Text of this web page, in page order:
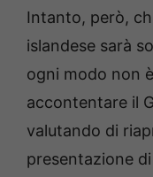
Intanto, però,
islandese sarà
ogni modo non
accontentare il
valutando di
presentazione